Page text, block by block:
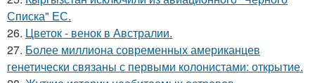
Списка" ЕС.
26. Цветок - венок в Австралии.
27. Более миллиона современных американцев
генетически связаны с первыми колонистами: открытие.